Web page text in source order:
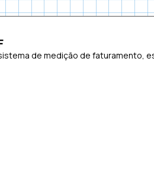
de medição de faturamento,